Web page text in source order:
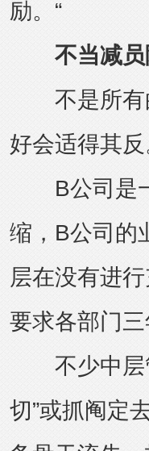
励。“
不当减
不是所有
好会适得其反
B公司是一
缩，B公司的
层在没有进
要求各部门
不少中层管
切”或抓阄定